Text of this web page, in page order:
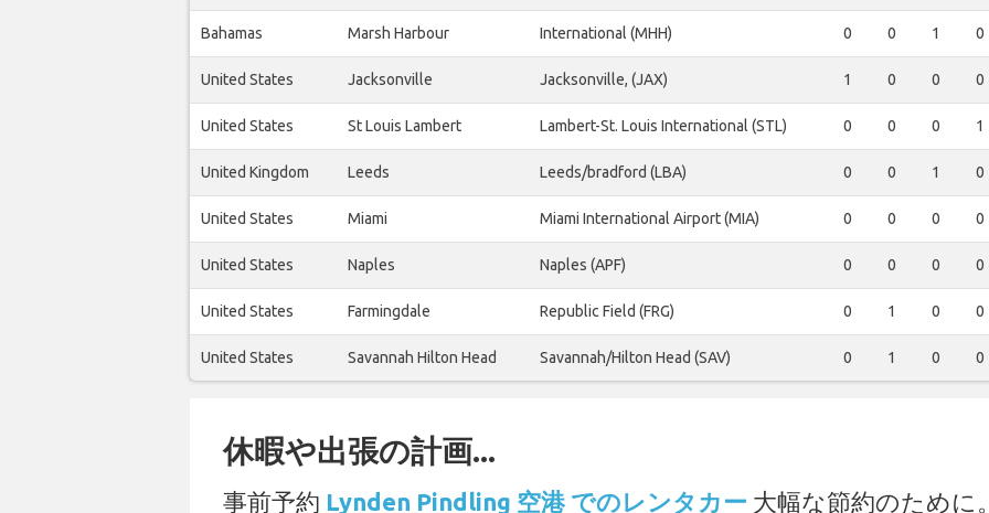
Bahamas Marsh Harbour International (MHH) 0 0 1 0
United States Jacksonville Jacksonville, (JAX) 1 0 0 0
United States St Louis Lambert Lambert-St. Louis International (STL) 0 0 0 1
United Kingdom Leeds Leeds/bradford (LBA) 0 0 1 0
United States Miami Miami International Airport (MIA) 0 0 0 0
United States Naples Naples (APF) 0 0 0 0
United States Farmingdale Republic Field (FRG) 0 1 0 0
United States Savannah Hilton Head Savannah/Hilton Head (SAV) 0 1 0 0
休暇や出張の計画...
事前予約 Lynden Pindling 空港 でのレンタカー 大幅な節約のために。